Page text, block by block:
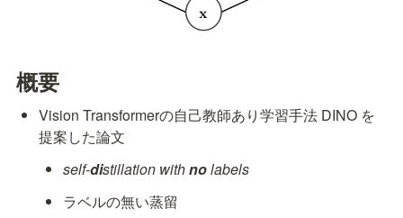
概要
Vision Transformerの自己教師あり学習手法 DINO を
提案した論文
self-distillation with no labels
ラベルの無い蒸留